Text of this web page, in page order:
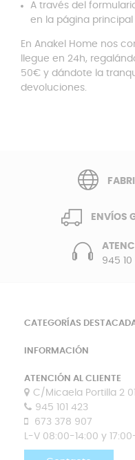
A través del
en la página principal
En Anakel Home nos
llegue en 24h,
50€ y dándote la
devoluciones.
ENVÍOS
945 10
CATEGORÍAS
INFORMACIÓN
ATENCIÓN AL CLIENTE
C/Micaela Portilla 2
945 101 423
673 378 907
L-V 08:00-14:00 y